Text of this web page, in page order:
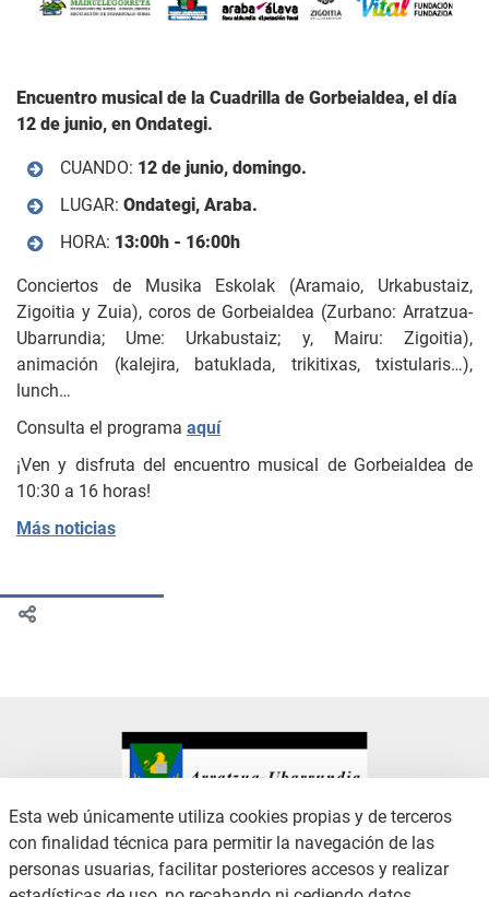
Encuentro musical de la Cuadrilla de Gorbeialdea, el día
12 de junio, en Ondategi.
CUANDO: 12 de junio, domingo.
LUGAR: Ondategi, Araba.
HORA: 13:00h - 16:00h
Conciertos de Musika Eskolak (Aramaio, Urkabustaiz,
Zigoitia y Zuia), coros de Gorbeialdea (Zurbano: Arratzua-
Ubarrundia; Ume: Urkabustaiz; y, Mairu: Zigoitia),
animación (kalejira, batuklada, trikitixas, txistularis…),
lunch…
Consulta el programa aquí
¡Ven y disfruta del encuentro musical de Gorbeialdea de
10:30 a 16 horas!
Más noticias
CONTACTO
AVISO LEGAL
CANAL DE DENUNCIAS
POLÍTICA DE PRIVACIDAD
Esta web únicamente utiliza cookies propias y de terceros
con finalidad técnica para permitir la navegación de las
personas usuarias, facilitar posteriores accesos y realizar